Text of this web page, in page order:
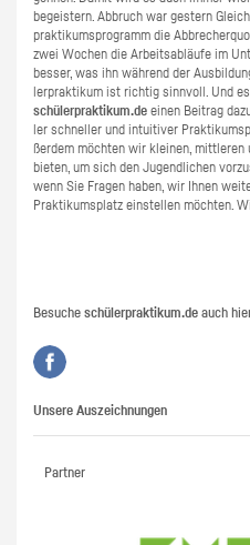
be­geis­tern. Ab­bruch war ges­tern
prak­ti­kums­pro­gramm die
zwei Wo­chen die Ar­beits­ab­läu­fe im
bes­ser, was ihn wäh­rend der
ler­prak­ti­kum ist rich­tig sinn­voll. Und
schü­ler­prak­ti­kum.de einen Bei­trag
ler schnel­ler und in­tui­ti­ver
ßer­dem möch­ten wir klei­nen,
bie­ten, um sich den Ju­gend­li­chen
wenn Sie Fra­gen haben, wir Ihnen
Prak­ti­kums­platz ein­stel­len möch­ten.
Besuche schülerpraktikum.de auch
Unsere Auszeichnungen
Partner